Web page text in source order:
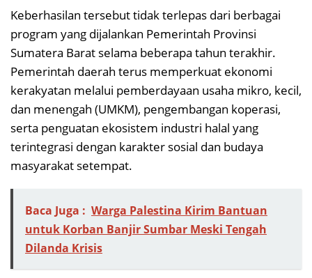
Keberhasilan tersebut tidak terlepas dari berbagai
program yang dijalankan Pemerintah Provinsi
Sumatera Barat selama beberapa tahun terakhir.
Pemerintah daerah terus memperkuat ekonomi
kerakyatan melalui pemberdayaan usaha mikro, kecil,
dan menengah (UMKM), pengembangan koperasi,
serta penguatan ekosistem industri halal yang
terintegrasi dengan karakter sosial dan budaya
masyarakat setempat.
Baca Juga : Warga Palestina Kirim Bantuan
untuk Korban Banjir Sumbar Meski Tengah
Dilanda Krisis